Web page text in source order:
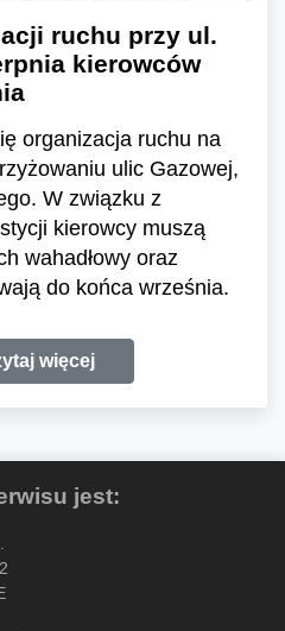
ruchu przy ul.
kierowców
organizacja ruchu na
ulic Gazowej,
W związku z
kierowcy muszą
wahadłowy oraz
do końca września.
więcej
jest: